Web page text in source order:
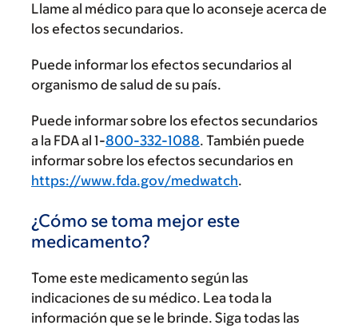
Llame al médico para que lo aconseje acerca de
los efectos secundarios.
Puede informar los efectos secundarios al
organismo de salud de su país.
Puede informar sobre los efectos secundarios
a la FDA al 1-800-332-1088. También puede
informar sobre los efectos secundarios en
https://www.fda.gov/medwatch.
¿Cómo se toma mejor este
medicamento?
Tome este medicamento según las
indicaciones de su médico. Lea toda la
información que se le brinde. Siga todas las